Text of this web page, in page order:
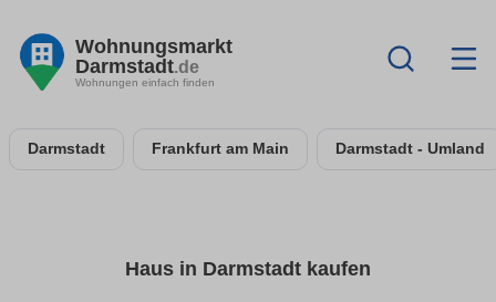
Wohnungsmarkt
Darmstadt.de
Wohnungen einfach finden
Darmstadt Frankfurt am Main Darmstadt - Umland
Haus in Darmstadt kaufen